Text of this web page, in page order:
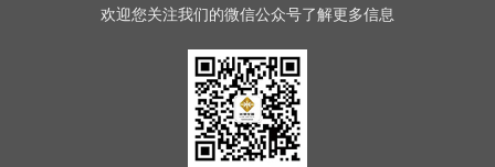
欢迎您关注我们的微信公众号了解更多信息